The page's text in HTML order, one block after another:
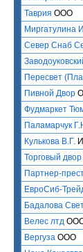
Таврия ООО
Миргатулина
Север Снаб
Пересвет
Пивной Двор
Фудмаркет
Паламарчук
Кулькова В.Г.
Торговый
Партнер-
ЕвроСиб-
Бадалова
Велес лтд
Вергуза ООО